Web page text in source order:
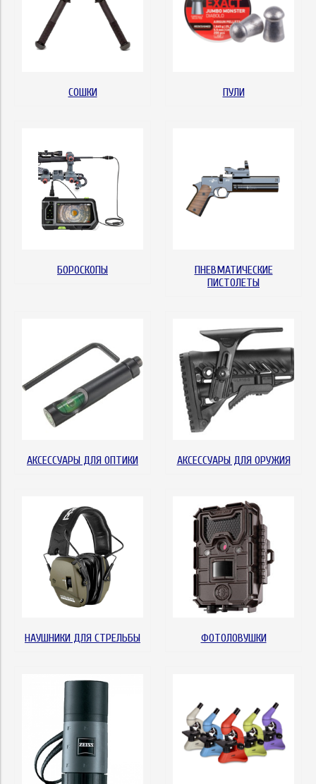
СОШКИ ПУЛИ
БОРОСКОПЫ
ПНЕВМАТИЧЕСКИЕ
ПИСТОЛЕТЫ
АКСЕССУАРЫ ДЛЯ ОПТИКИ АКСЕССУАРЫ ДЛЯ ОРУЖИЯ
НАУШНИКИ ДЛЯ СТРЕЛЬБЫ ФОТОЛОВУШКИ